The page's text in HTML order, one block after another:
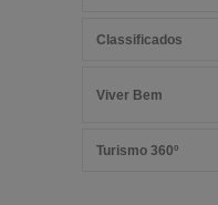
Classificados
Viver Bem
Turismo 360º